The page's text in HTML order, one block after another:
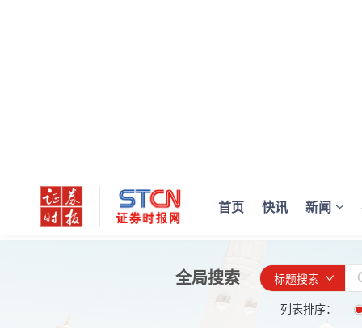
首页 快讯 新闻
全局搜索
标题搜索
列表排序：